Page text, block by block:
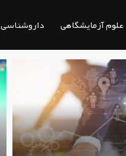
علوم آزمایشگاهی داروشناسی